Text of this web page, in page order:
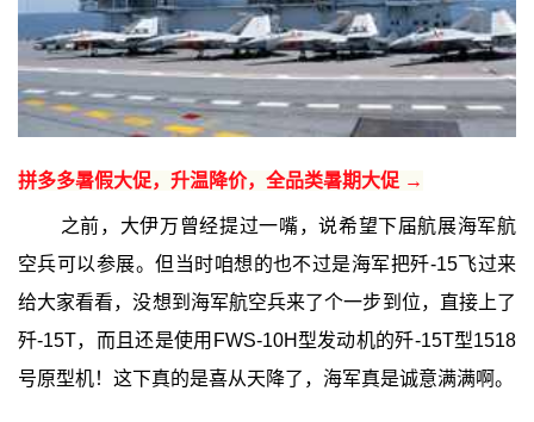
拼多多暑假大促，升温降价，全品类暑期大促 →
之前，大伊万曾经提过一嘴，说希望下届航展海军航
空兵可以参展。但当时咱想的也不过是海军把歼-15飞过来
给大家看看，没想到海军航空兵来了个一步到位，直接上了
歼-15T，而且还是使用FWS-10H型发动机的歼-15T型1518
号原型机！这下真的是喜从天降了，海军真是诚意满满啊。